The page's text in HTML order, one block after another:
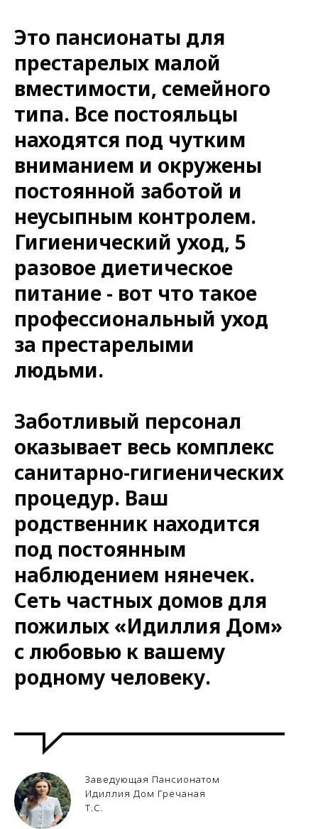
Это пансионаты для
престарелых малой
вместимости, семейного
типа. Все постояльцы
находятся под чутким
вниманием и окружены
постоянной заботой и
неусыпным контролем.
Гигиенический уход, 5
разовое диетическое
питание - вот что такое
профессиональный уход
за престарелыми
людьми.
Заботливый персонал
оказывает весь комплекс
санитарно-гигиенических
процедур. Ваш
родственник находится
под постоянным
наблюдением нянечек.
Сеть частных домов для
пожилых «Идиллия Дом»
с любовью к вашему
родному человеку.
Заведующая Пансионатом
Идиллия Дом Гречаная
Т.С.